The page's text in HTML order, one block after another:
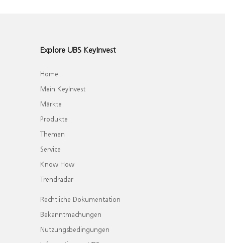
Explore UBS KeyInvest
Home
Mein KeyInvest
Märkte
Produkte
Themen
Service
Know How
Trendradar
Rechtliche Dokumentation
Bekanntmachungen
Nutzungsbedingungen